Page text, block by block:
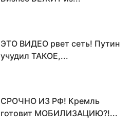
ЭТО ВИДЕО рвет сеть! Путин
учудил ТАКОЕ,...
СРОЧНО ИЗ РФ! Кремль
готовит МОБИЛИЗАЦИЮ?!...